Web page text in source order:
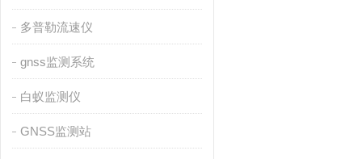
多普勒流速仪
gnss监测系统
白蚁监测仪
GNSS监测站